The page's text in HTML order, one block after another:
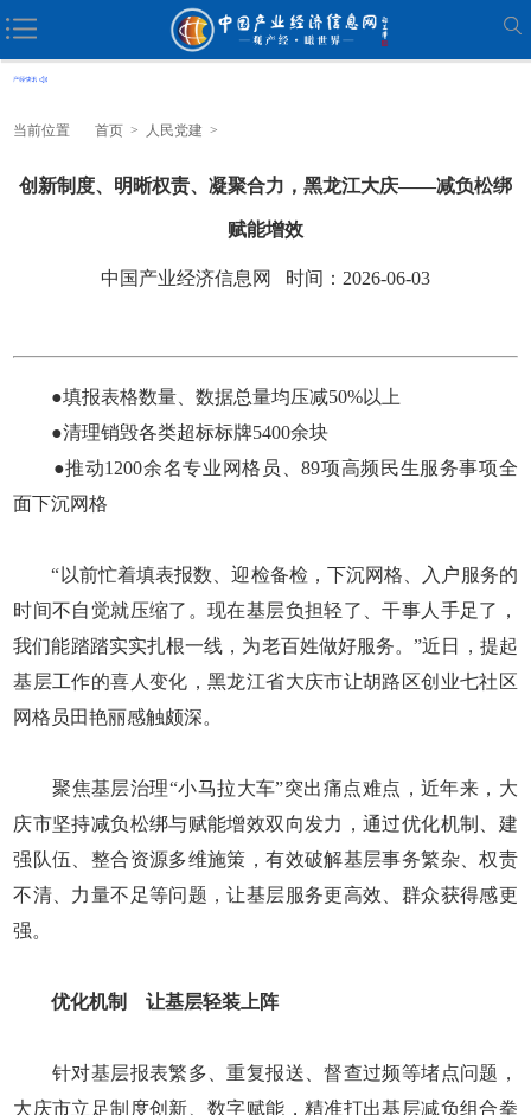
当前位置 首页 > 人民党建 >
创新制度、明晰权责、凝聚合力，黑龙江大庆——减负松绑
赋能增效
中国产业经济信息网 时间：2026-06-03
●填报表格数量、数据总量均压减50%以上
●清理销毁各类超标标牌5400余块
●推动1200余名专业网格员、89项高频民生服务事项全
面下沉网格
“以前忙着填表报数、迎检备检，下沉网格、入户服务的
时间不自觉就压缩了。现在基层负担轻了、干事人手足了，
我们能踏踏实实扎根一线，为老百姓做好服务。”近日，提起
基层工作的喜人变化，黑龙江省大庆市让胡路区创业七社区
网格员田艳丽感触颇深。
聚焦基层治理“小马拉大车”突出痛点难点，近年来，大
庆市坚持减负松绑与赋能增效双向发力，通过优化机制、建
强队伍、整合资源多维施策，有效破解基层事务繁杂、权责
不清、力量不足等问题，让基层服务更高效、群众获得感更
强。
优化机制 让基层轻装上阵
针对基层报表繁多、重复报送、督查过频等堵点问题，
大庆市立足制度创新、数字赋能，精准打出基层减负组合拳